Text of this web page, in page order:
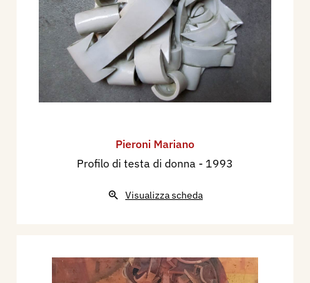
Pieroni Mariano
Profilo di testa di donna - 1993
Visualizza scheda